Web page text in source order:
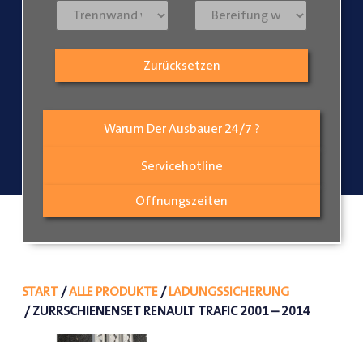
Warum Der Ausbauer 24/7 ?
Servicehotline
Öffnungszeiten
Zurücksetzen
START/ALLE PRODUKTE/LADUNGSSICHERUNG
/ ZURRSCHIENENSET RENAULT TRAFIC 2001 – 2014